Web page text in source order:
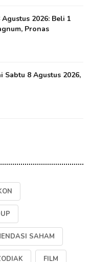
2026: Beli 1
Pronas
Sabtu 8 Agustus 2026,
SAHAM
FILM